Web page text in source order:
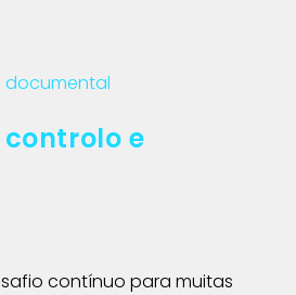
e
contínuo para muitas